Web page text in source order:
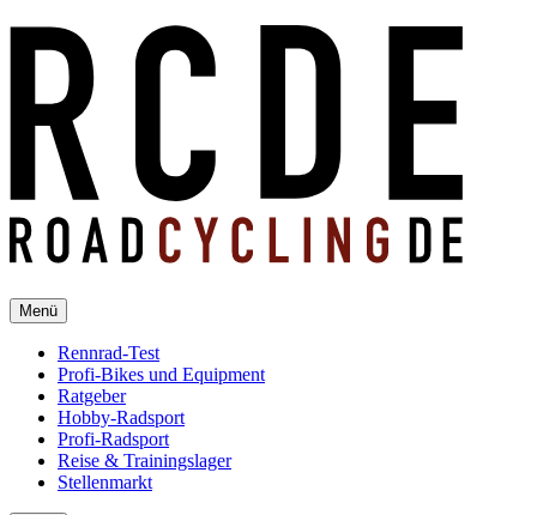
Menü
Rennrad-Test
Profi-Bikes und Equipment
Ratgeber
Hobby-Radsport
Profi-Radsport
Reise & Trainingslager
Stellenmarkt